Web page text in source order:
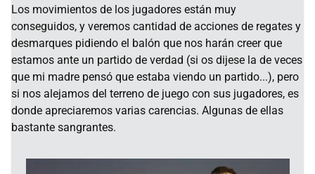
Los movimientos de los jugadores están muy
conseguidos, y veremos cantidad de acciones de regates y
desmarques pidiendo el balón que nos harán creer que
estamos ante un partido de verdad (si os dijese la de veces
que mi madre pensó que estaba viendo un partido...), pero
si nos alejamos del terreno de juego con sus jugadores, es
donde apreciaremos varias carencias. Algunas de ellas
bastante sangrantes.